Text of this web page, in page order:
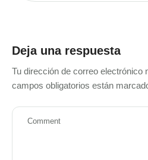
Deja una respuesta
Tu dirección de correo electrónico
campos obligatorios están